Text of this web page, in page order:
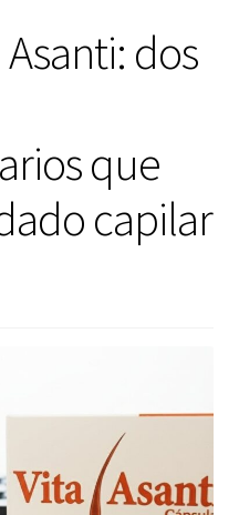
reales de nuestros clientes
dos
que
capilar